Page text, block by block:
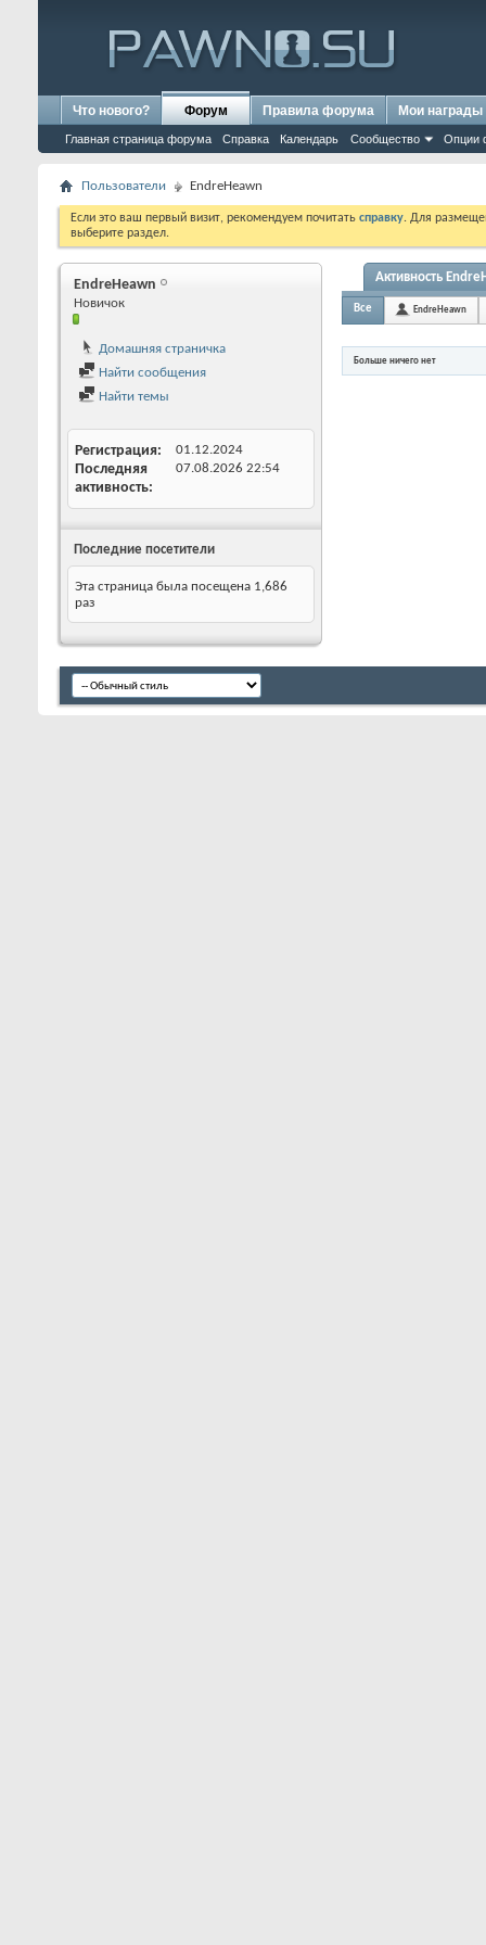
Что нового? Форум
Главная страница форума Справка Календарь Сообщество Опции
Правила форума Мои награды
Пользователи EndreHeawn
Если это ваш первый визит, рекомендуем почитать справку. Для
выберите раздел.
EndreHeawn
Новичок
Домашняя страничка
Найти сообщения
Найти темы
Регистрация 01.12.2024
Последняя
активность
07.08.2026 22:54
Последние посетители
Эта страница была посещена 1,686
раз
Активность
Все EndreHeawn
Больше ничего нет